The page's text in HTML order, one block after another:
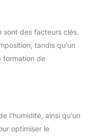
sont des facteurs clés.
tandis qu’un
formation de
l’humidité, ainsi qu’un
optimiser le